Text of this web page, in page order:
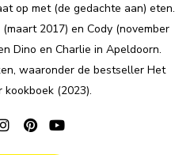
op met (de gedachte aan) eten.
2017) en Cody (november
Dino en Charlie in Apeldoorn.
waaronder de bestseller Het
(2023).